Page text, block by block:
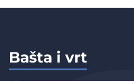
Bašta i vrt